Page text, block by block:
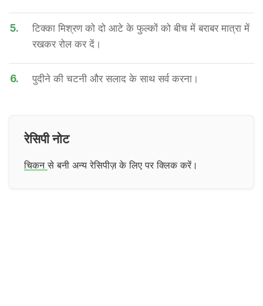
5.
टिक्का मिश्रण को दो आटे के फुल्कों को बीच में बराबर मात्रा में
रखकर रोल कर दें।
6. पुदीने की चटनी और सलाद के साथ सर्व करना।
रेसिपी नोट
चिकनसे बनी अन्य रेसिपीज़ के लिए पर क्लिक करें।